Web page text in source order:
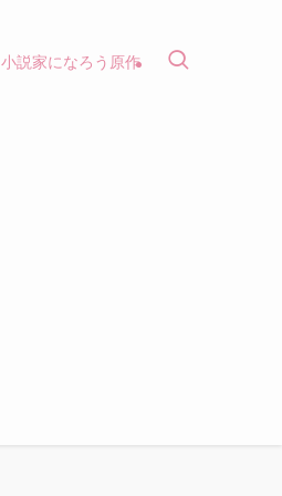
小説家になろう原作